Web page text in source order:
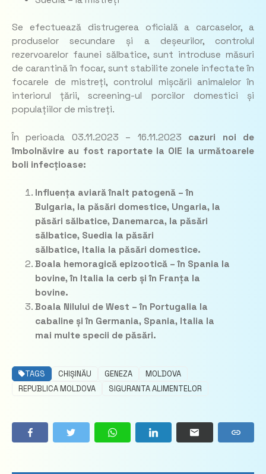
Se efectuează distrugerea oficială a carcaselor, a
produselor secundare și a deșeurilor, controlul
rezervoarelor faunei sălbatice, sunt introduse măsuri
de carantină în focar, sunt stabilite zonele infectate în
focarele de mistreți, controlul mișcării animalelor în
interiorul țării, screening-ul porcilor domestici și
populațiilor de mistreți.
În perioada 03.11.2023 – 16.11.2023 cazuri noi de
îmbolnăvire au fost raportate la OIE la următoarele
boli infecțioase:
Influența aviară înalt patogenă – în
Bulgaria, la păsări domestice, Ungaria, la
păsări sălbatice, Danemarca, la păsări
sălbatice, Suedia la păsări
sălbatice, Italia la păsări domestice.
Boala hemoragică epizootică – în Spania la
bovine, în Italia la cerb și în Franța la
bovine.
Boala Nilului de West – în Portugalia la
cabaline și în Germania, Spania, Italia la
mai multe specii de păsări.
TAGS CHIȘINĂU GENEZA
MOLDOVA
REPUBLICA MOLDOVA
SIGURANTA ALIMENTELOR